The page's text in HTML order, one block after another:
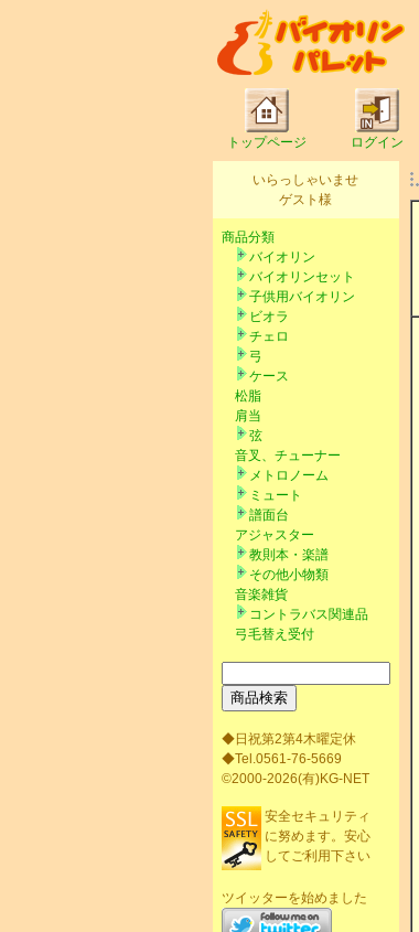
トップページ ログイン
いらっしゃいませ
ゲスト様
商品分類
バイオリン
バイオリンセット
子供用バイオリン
ビオラ
チェロ
弓
ケース
松脂
肩当
弦
音叉、チューナー
メトロノーム
ミュート
譜面台
アジャスター
教則本・楽譜
その他小物類
音楽雑貨
コントラバス関連品
弓毛替え受付
◆日祝第2第4木曜定休
◆Tel.0561-76-5669
©2000-2026(有)KG-NET
安全セキュリティ
に努めます。安心
してご利用下さい
ツイッターを始めました